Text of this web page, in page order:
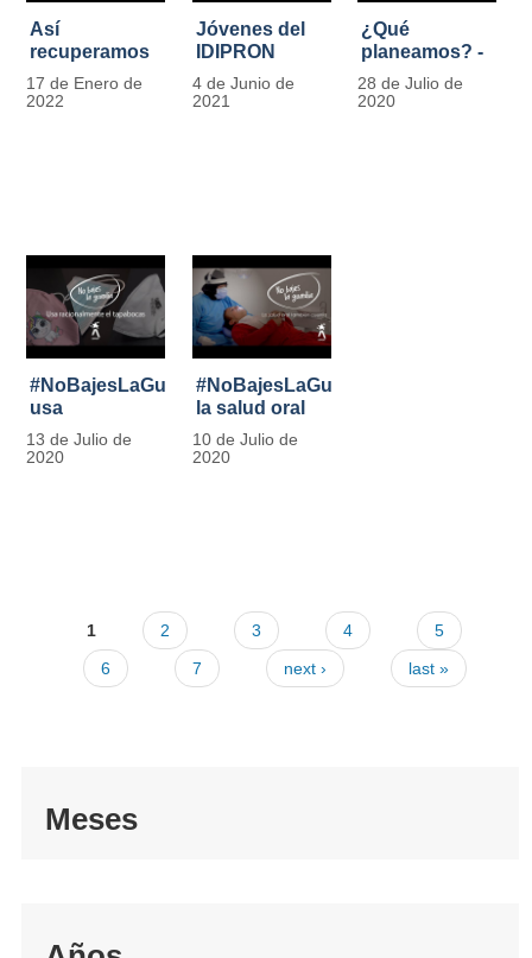
Así
recuperamos
las bancas del
Park Way
17 de Enero de
2022
Jóvenes del
IDIPRON
comprometidos
con la
4 de Junio de
2021
¿Qué
planeamos? -
Por Carlos
Marín, director
28 de Julio de
2020
#NoBajesLaGuardia:
usa
racionalmente
el tapabocas
13 de Julio de
2020
#NoBajesLaGuardia:
la salud oral
también
cuenta
10 de Julio de
2020
1 2 3 4
5
6
7 next › last »
Meses